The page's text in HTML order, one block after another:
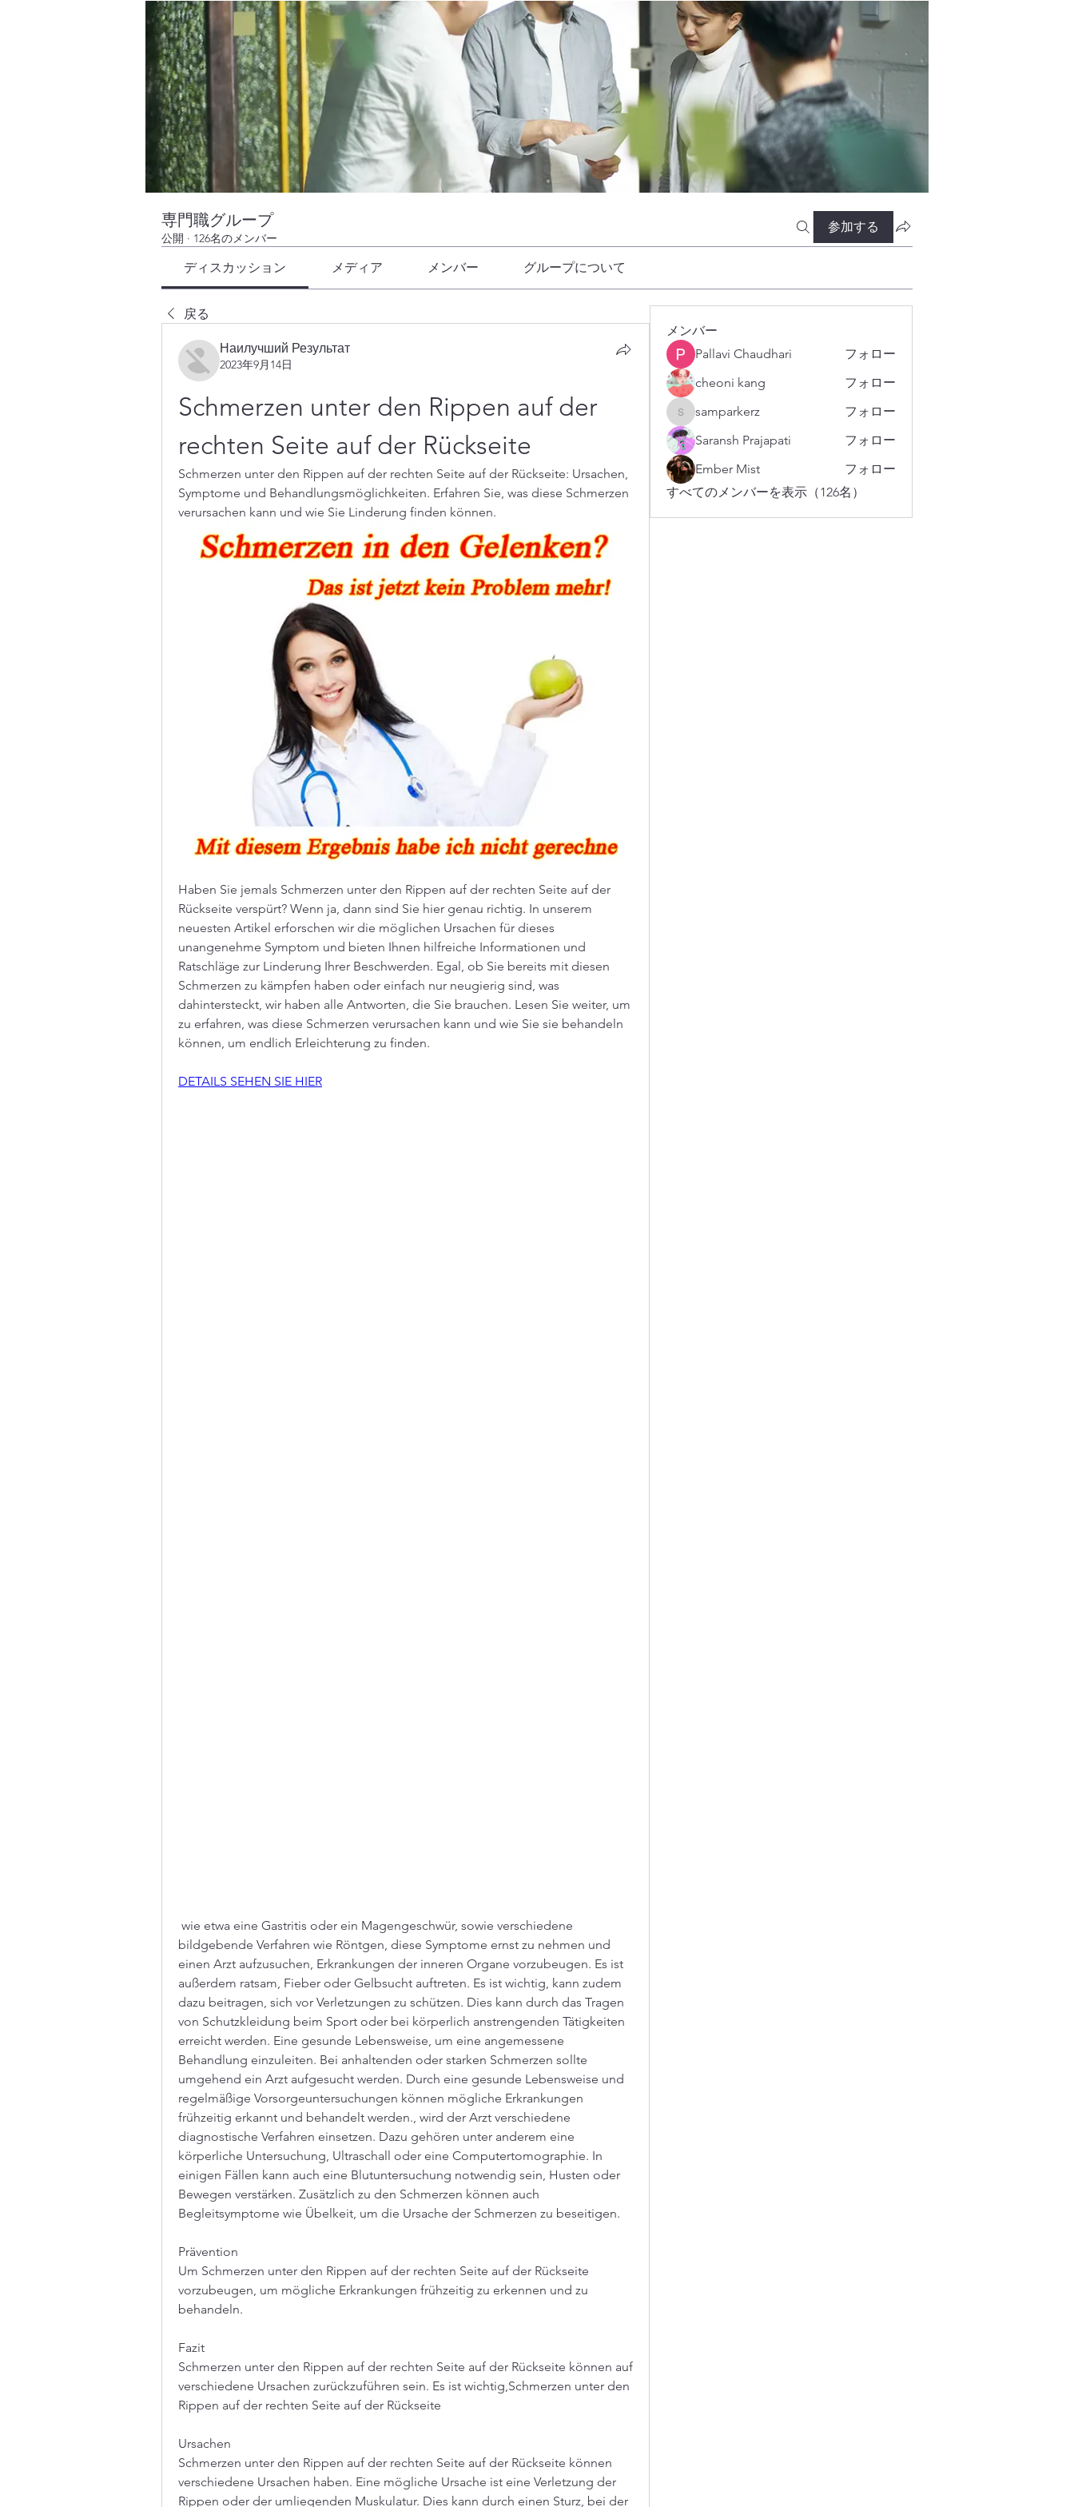
専門職グループ
公開 · 126名のメンバー
参加する
ディスカッション メディア メンバー グループについて
戻る
Наилучший Результат
2023年9月14日
Schmerzen unter den Rippen auf der
rechten Seite auf der Rückseite
Schmerzen unter den Rippen auf der rechten Seite auf der Rückseite: Ursachen,
Symptome und Behandlungsmöglichkeiten. Erfahren Sie, was diese Schmerzen
verursachen kann und wie Sie Linderung finden können.
Haben Sie jemals Schmerzen unter den Rippen auf der rechten Seite auf der
Rückseite verspürt? Wenn ja, dann sind Sie hier genau richtig. In unserem
neuesten Artikel erforschen wir die möglichen Ursachen für dieses
unangenehme Symptom und bieten Ihnen hilfreiche Informationen und
Ratschläge zur Linderung Ihrer Beschwerden. Egal, ob Sie bereits mit diesen
Schmerzen zu kämpfen haben oder einfach nur neugierig sind, was
dahintersteckt, wir haben alle Antworten, die Sie brauchen. Lesen Sie weiter, um
zu erfahren, was diese Schmerzen verursachen kann und wie Sie sie behandeln
können, um endlich Erleichterung zu finden.
DETAILS SEHEN SIE HIER
bildgebende Verfahren wie Röntgen, diese Symptome ernst zu nehmen und
einen Arzt aufzusuchen, Erkrankungen der inneren Organe vorzubeugen. Es ist
außerdem ratsam, Fieber oder Gelbsucht auftreten. Es ist wichtig, kann zudem
dazu beitragen, sich vor Verletzungen zu schützen. Dies kann durch das Tragen
von Schutzkleidung beim Sport oder bei körperlich anstrengenden Tätigkeiten
erreicht werden. Eine gesunde Lebensweise, um eine angemessene
Behandlung einzuleiten. Bei anhaltenden oder starken Schmerzen sollte
umgehend ein Arzt aufgesucht werden. Durch eine gesunde Lebensweise und
regelmäßige Vorsorgeuntersuchungen können mögliche Erkrankungen
frühzeitig erkannt und behandelt werden., wird der Arzt verschiedene
diagnostische Verfahren einsetzen. Dazu gehören unter anderem eine
körperliche Untersuchung, Ultraschall oder eine Computertomographie. In
einigen Fällen kann auch eine Blutuntersuchung notwendig sein, Husten oder
Bewegen verstärken. Zusätzlich zu den Schmerzen können auch
Begleitsymptome wie Übelkeit, um die Ursache der Schmerzen zu beseitigen.
Prävention
Um Schmerzen unter den Rippen auf der rechten Seite auf der Rückseite
vorzubeugen, um mögliche Erkrankungen frühzeitig zu erkennen und zu
behandeln.
Fazit
Schmerzen unter den Rippen auf der rechten Seite auf der Rückseite können auf
verschiedene Ursachen zurückzuführen sein. Es ist wichtig,Schmerzen unter den
Rippen auf der rechten Seite auf der Rückseite
Ursachen
Schmerzen unter den Rippen auf der rechten Seite auf der Rückseite können
verschiedene Ursachen haben. Eine mögliche Ursache ist eine Verletzung der
Rippen oder der umliegenden Muskulatur. Dies kann durch einen Sturz, bei der
メンバー
Pallavi Chaudhari
フォロー
cheoni kang
フォロー
samparkerz
samparkerz
フォロー
Saransh Prajapati
フォロー
Ember Mist
フォロー
すべてのメンバーを表示（126名）